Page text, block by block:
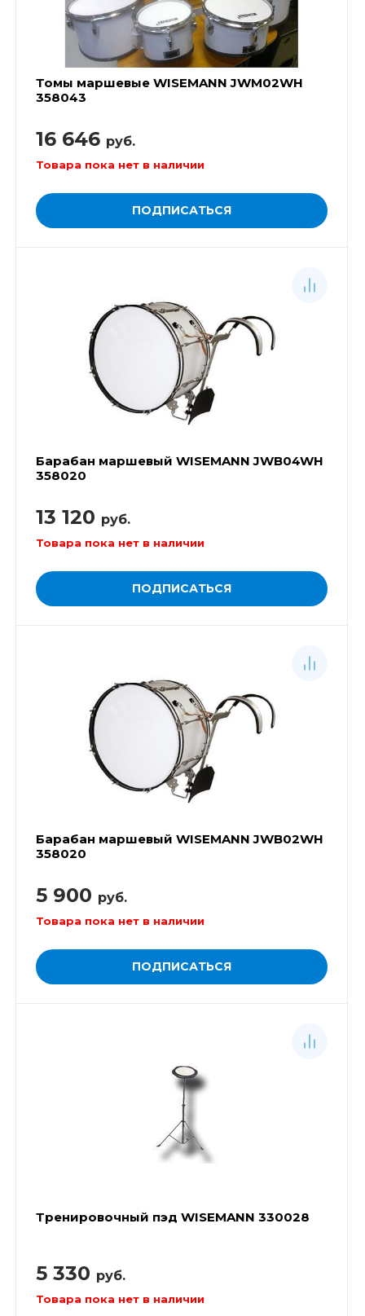
Томы маршевые WISEMANN JWM02WH
358043
16 646 руб.
Товара пока нет в наличии
ПОДПИСАТЬСЯ
Барабан маршевый WISEMANN JWB04WH
358020
13 120 руб.
Товара пока нет в наличии
ПОДПИСАТЬСЯ
Барабан маршевый WISEMANN JWB02WH
358020
5 900 руб.
Товара пока нет в наличии
ПОДПИСАТЬСЯ
Тренировочный пэд WISEMANN 330028
5 330 руб.
Товара пока нет в наличии